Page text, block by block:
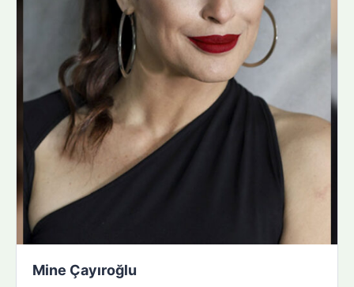
Mine Çayıroğlu